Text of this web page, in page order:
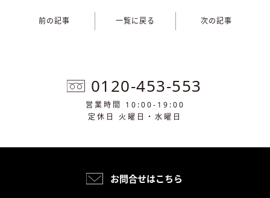
前の記事 一覧に戻る 次の記事
0120-453-553
営業時間 10:00-19:00
定休日 火曜日・水曜日
お問合せはこちら